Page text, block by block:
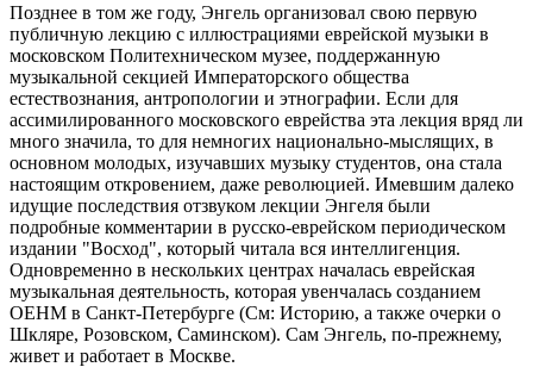
Позднее в том же году, Энгель организовал свою первую
публичную лекцию с иллюстрациями еврейской музыки в
московском Политехническом музее, поддержанную
музыкальной секцией Императорского общества
естествознания, антропологии и этнографии. Если для
ассимилированного московского еврейства эта лекция вряд ли
много значила, то для немногих национально-мыслящих, в
основном молодых, изучавших музыку студентов, она стала
настоящим откровением, даже революцией. Имевшим далеко
идущие последствия отзвуком лекции Энгеля были
подробные комментарии в русско-еврейском периодическом
издании "Восход", который читала вся интеллигенция.
Одновременно в нескольких центрах началась еврейская
музыкальная деятельность, которая увенчалась созданием
ОЕНМ в Санкт-Петербурге (См: Историю, а также очерки о
Шкляре, Розовском, Саминском). Сам Энгель, по-прежнему,
живет и работает в Москве.